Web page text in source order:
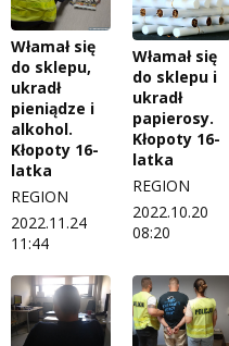
Włamał się
do sklepu,
ukradł
pieniądze i
alkohol.
Kłopoty 16-
latka
REGION
2022.11.24
11:44
Włamał się
do sklepu i
ukradł
papierosy.
Kłopoty 16-
latka
REGION
2022.10.20
08:20